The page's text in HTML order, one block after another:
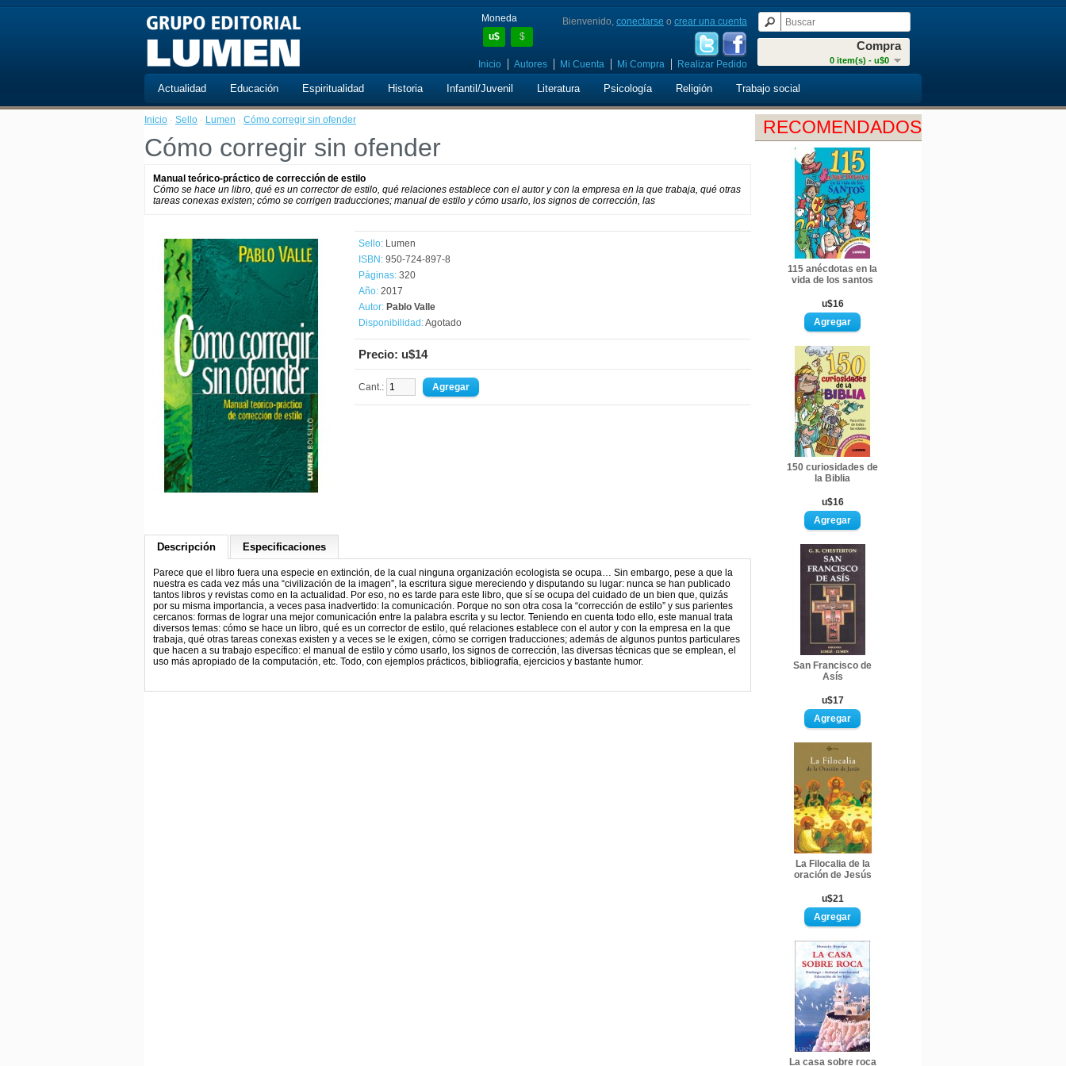
Moneda
u$
$
Compra
0 item(s) - u$0
Bienvenido, conectarse o crear una cuenta
Inicio Autores Mi Cuenta Mi Compra Realizar Pedido
Actualidad Educación Espiritualidad Historia Infantil/Juvenil Literatura Psicología Religión Trabajo social
RECOMENDADOS
115 anécdotas en la
vida de los santos
u$16
150 curiosidades de
la Biblia
u$16
San Francisco de
Asís
u$17
La Filocalia de la
oración de Jesús
u$21
La casa sobre roca
Inicio · Sello · Lumen · Cómo corregir sin ofender
Cómo corregir sin ofender
Manual teórico-práctico de corrección de estilo
Cómo se hace un libro, qué es un corrector de estilo, qué relaciones establece con el autor y con la empresa en la que trabaja, qué otras
tareas conexas existen; cómo se corrigen traducciones; manual de estilo y cómo usarlo, los signos de corrección, las
Sello: Lumen
ISBN: 950-724-897-8
Páginas: 320
Año: 2017
Autor: Pablo Valle
Disponibilidad:Agotado
Precio: u$14
Cant.:
Descripción Especificaciones
Parece que el libro fuera una especie en extinción, de la cual ninguna organización ecologista se ocupa… Sin embargo, pese a que la
nuestra es cada vez más una “civilización de la imagen”, la escritura sigue mereciendo y disputando su lugar: nunca se han publicado
tantos libros y revistas como en la actualidad. Por eso, no es tarde para este libro, que sí se ocupa del cuidado de un bien que, quizás
por su misma importancia, a veces pasa inadvertido: la comunicación. Porque no son otra cosa la “corrección de estilo” y sus parientes
cercanos: formas de lograr una mejor comunicación entre la palabra escrita y su lector. Teniendo en cuenta todo ello, este manual trata
diversos temas: cómo se hace un libro, qué es un corrector de estilo, qué relaciones establece con el autor y con la empresa en la que
trabaja, qué otras tareas conexas existen y a veces se le exigen, cómo se corrigen traducciones; además de algunos puntos particulares
que hacen a su trabajo específico: el manual de estilo y cómo usarlo, los signos de corrección, las diversas técnicas que se emplean, el
uso más apropiado de la computación, etc. Todo, con ejemplos prácticos, bibliografía, ejercicios y bastante humor.